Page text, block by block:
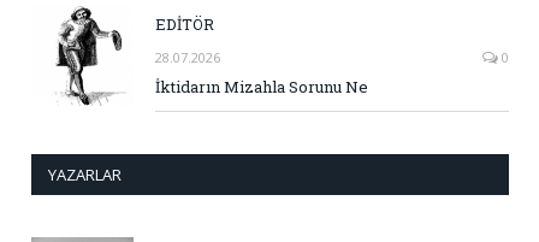
EDİTÖR
28.07.2026 0
İktidarın Mizahla Sorunu Ne
YAZARLAR